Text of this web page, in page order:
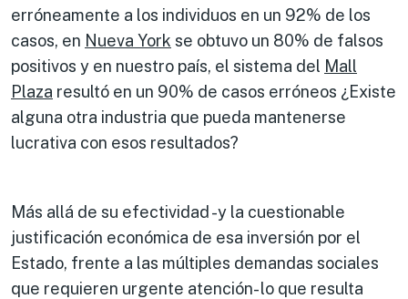
erróneamente a los individuos en un 92% de los
casos, en Nueva York se obtuvo un 80% de falsos
positivos y en nuestro país, el sistema del Mall
Plaza resultó en un 90% de casos erróneos ¿Existe
alguna otra industria que pueda mantenerse
lucrativa con esos resultados?
Más allá de su efectividad -y la cuestionable
justificación económica de esa inversión por el
Estado, frente a las múltiples demandas sociales
que requieren urgente atención- lo que resulta